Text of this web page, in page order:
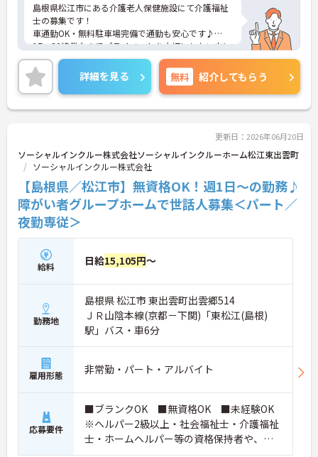
島根県松江市にある介護老人保健施設にて介護福祉
士の募集です！
車通勤OK・無料駐車場完備で通勤も安心です♪
17：30終業なのでプライベートを大切にしたい方に
ぴったりの職場環境が整っています☆
ご興味のある方には、面接対策ポイントなど、さら
に詳細をご案内しますのでお気軽にご相談くださ
い！
詳細を見る 無料 紹介してもらう
更新日：2026年06月20日
ソーシャルインクルー株式会社ソーシャルインクルーホーム松江東出雲町
ソーシャルインクルー株式会社
【島根県／松江市】無資格OK！週1日～の勤務♪
障がい者グループホームで世話人募集＜パート／
夜勤専従＞
給料 日給15,105円～
勤務地
島根県 松江市 東出雲町出雲郷514
ＪＲ山陰本線(京都－下関)「東松江(島根)
駅」バス・車6分
雇用形態 非常勤・パート・アルバイト
応募要件
■ブランクOK ■無資格OK ■未経験OK
※ヘルパー2級以上・社会福祉士・介護福祉
士・ホームヘルパー等の資格保持者や、福
祉系業務経験者、障害者支援施設経験者、